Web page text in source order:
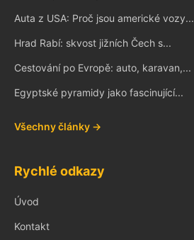
Auta z USA: Proč jsou americké vozy...
Hrad Rabí: skvost jižních Čech s...
Cestování po Evropě: auto, karavan,...
Egyptské pyramidy jako fascinující...
Všechny články →
Rychlé odkazy
Úvod
Kontakt